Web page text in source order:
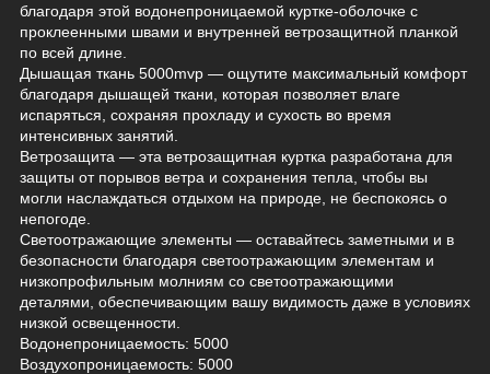
благодаря этой водонепроницаемой куртке-оболочке с
проклеенными швами и внутренней ветрозащитной планкой
по всей длине.
Дышащая ткань 5000mvp — ощутите максимальный комфорт
благодаря дышащей ткани, которая позволяет влаге
испаряться, сохраняя прохладу и сухость во время
интенсивных занятий.
Ветрозащита — эта ветрозащитная куртка разработана для
защиты от порывов ветра и сохранения тепла, чтобы вы
могли наслаждаться отдыхом на природе, не беспокоясь о
непогоде.
Светоотражающие элементы — оставайтесь заметными и в
безопасности благодаря светоотражающим элементам и
низкопрофильным молниям со светоотражающими
деталями, обеспечивающим вашу видимость даже в условиях
низкой освещенности.
Водонепроницаемость: 5000
Воздухопроницаемость: 5000